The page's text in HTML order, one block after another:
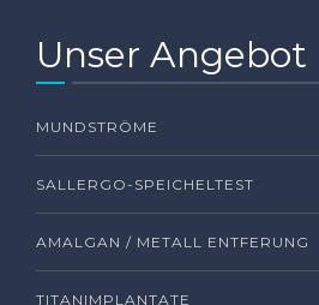
Unser Angebot
MUNDSTRÖME
SALLERGO-SPEICHELTEST
AMALGAN / METALL ENTFERUNG
TITANIMPLANTATE